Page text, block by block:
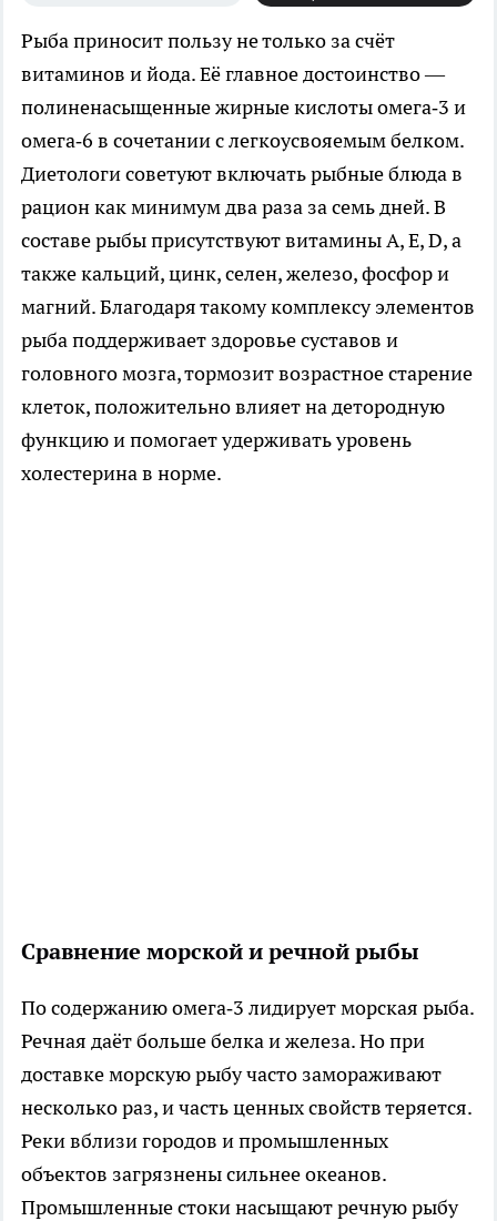
Рыба приносит пользу не только за счёт
витаминов и йода. Её главное достоинство —
полиненасыщенные жирные кислоты омега‑3 и
омега‑6 в сочетании с легкоусвояемым белком.
Диетологи советуют включать рыбные блюда в
рацион как минимум два раза за семь дней. В
составе рыбы присутствуют витамины A, E, D, а
также кальций, цинк, селен, железо, фосфор и
магний. Благодаря такому комплексу элементов
рыба поддерживает здоровье суставов и
головного мозга, тормозит возрастное старение
клеток, положительно влияет на детородную
функцию и помогает удерживать уровень
холестерина в норме.
Сравнение морской и речной рыбы
По содержанию омега‑3 лидирует морская рыба.
Речная даёт больше белка и железа. Но при
доставке морскую рыбу часто замораживают
несколько раз, и часть ценных свойств теряется.
Реки вблизи городов и промышленных
объектов загрязнены сильнее океанов.
Промышленные стоки насыщают речную рыбу